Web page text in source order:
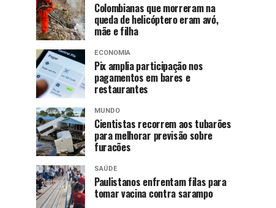
Colombianas que morreram na
queda de helicóptero eram avó,
mãe e filha
ECONOMIA
Pix amplia participação nos
pagamentos em bares e
restaurantes
MUNDO
Cientistas recorrem aos tubarões
para melhorar previsão sobre
furacões
SAÚDE
Paulistanos enfrentam filas para
tomar vacina contra sarampo